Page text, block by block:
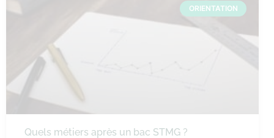
ORIENTATION
Quels métiers après un bac STMG ?